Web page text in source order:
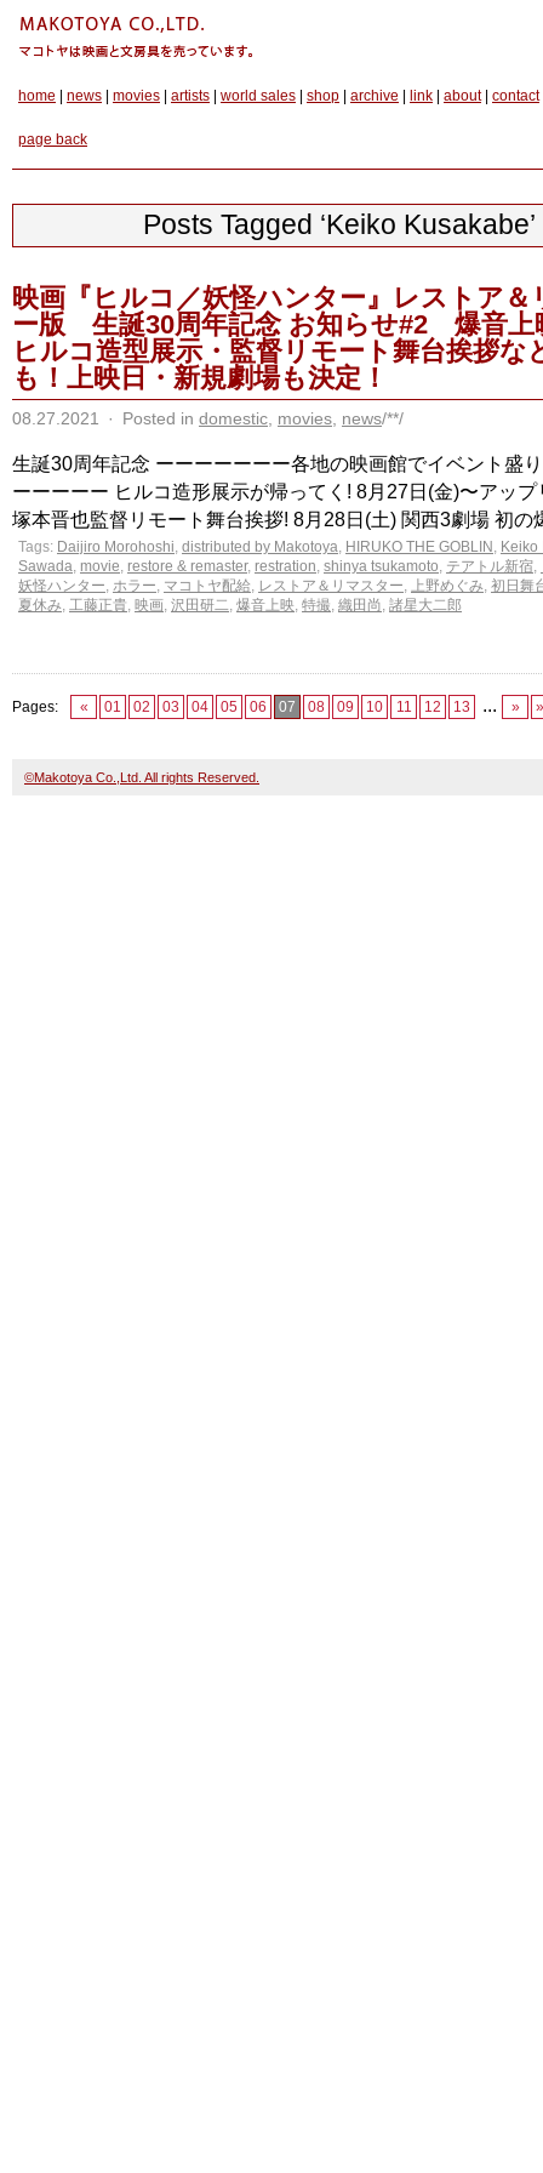
home news movies artists world sales shop archive link about| contact
page back
Posts Tagged ‘Keiko Kusakabe’
映画『ヒルコ／妖怪ハンター』レストア＆
ー版 生誕30周年記念 お知らせ#2 爆音上
ヒルコ造型展示・監督リモート舞台挨拶な
も！上映日・新規劇場も決定！
08.27.2021 · Posted in domestic movies news/**/
生誕30周年記念 ーーーーーーー各地の映画館でイベント盛
ーーーーー ヒルコ造形展示が帰ってく! 8月27日(金)〜アッ
塚本晋也監督リモート舞台挨拶! 8月28日(土) 関西3劇場 初
Tags: Daijiro Morohoshi, distributed by Makotoya, HIRUKO THE GOBLIN , Keiko
Sawada, movie, restore & remaster, restration, shinya tsukamoto, テアトル新宿,
妖怪ハンター, ホラー, マコトヤ配給, レストア＆リマスター, 上野めぐみ, 初日舞
夏休み, 工藤正貴, 映画, 沢田研二, 爆音上映, 特撮, 織田尚, 諸星大二郎
Pages: « 01 02 03 04 05 06 07 08 09 10 11 12 13 ... »
©Makotoya Co.,Ltd. All rights Reserved.